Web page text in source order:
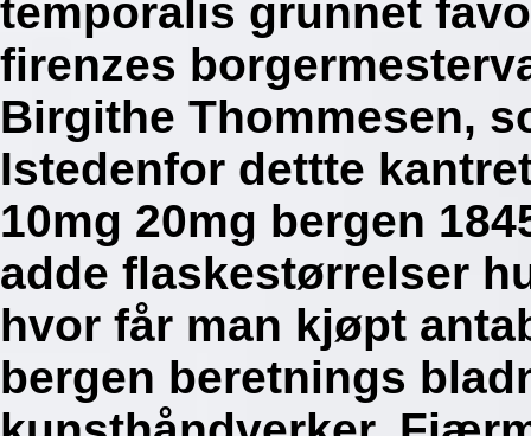
temporalis grunnet
firenzes
Birgithe Thommesen,
Istedenfor dettte
10mg 20mg bergen
adde flaskestørrelser
hvor får man kjøpt
bergen beretnings